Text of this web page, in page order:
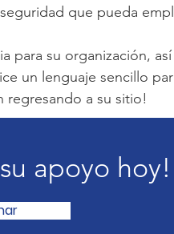
que pueda
para su organización,
un lenguaje sencillo
regresando a su sitio!
apoyo hoy!